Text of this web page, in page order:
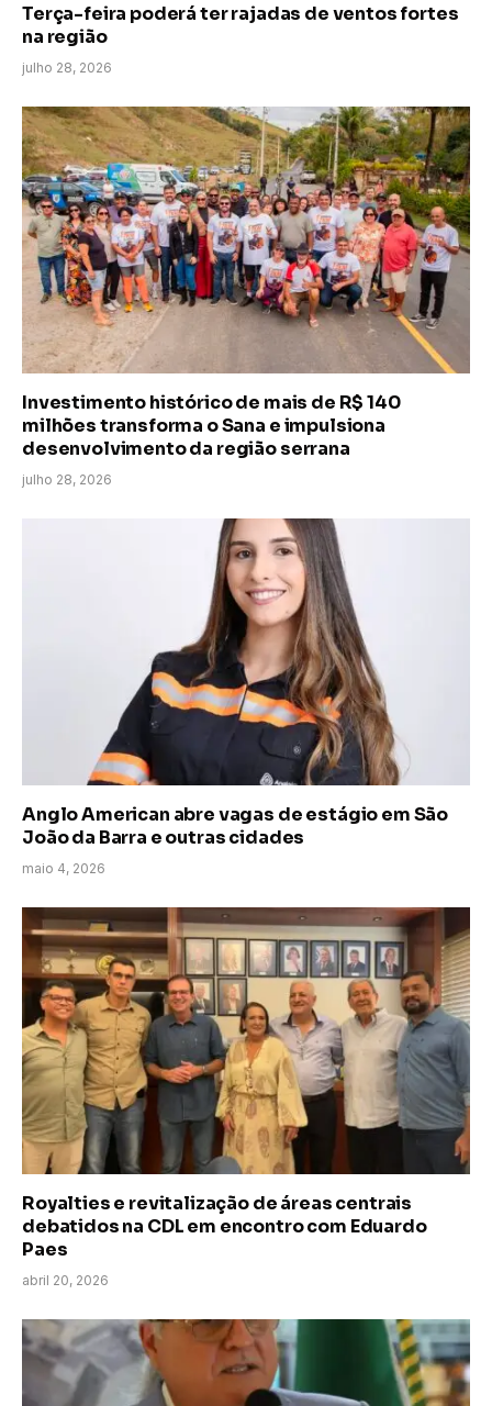
Terça-feira poderá ter rajadas de ventos fortes
na região
julho 28, 2026
Investimento histórico de mais de R$ 140
milhões transforma o Sana e impulsiona
desenvolvimento da região serrana
julho 28, 2026
Anglo American abre vagas de estágio em São
João da Barra e outras cidades
maio 4, 2026
Royalties e revitalização de áreas centrais
debatidos na CDL em encontro com Eduardo
Paes
abril 20, 2026